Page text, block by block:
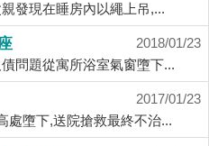
發現在睡房內以繩上吊,...
2018/01/23
問題從寓所浴室氣窗墮下...
2017/01/23
處墮下,送院搶救最終不治...